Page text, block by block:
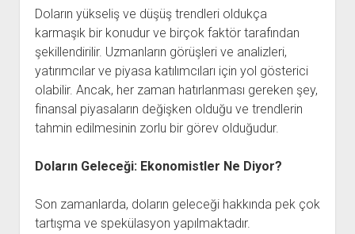
Doların yükseliş ve düşüş trendleri oldukça
karmaşık bir konudur ve birçok faktör tarafından
şekillendirilir. Uzmanların görüşleri ve analizleri,
yatırımcılar ve piyasa katılımcıları için yol gösterici
olabilir. Ancak, her zaman hatırlanması gereken şey,
finansal piyasaların değişken olduğu ve trendlerin
tahmin edilmesinin zorlu bir görev olduğudur.
Doların Geleceği: Ekonomistler Ne Diyor?
Son zamanlarda, doların geleceği hakkında pek çok
tartışma ve spekülasyon yapılmaktadır.